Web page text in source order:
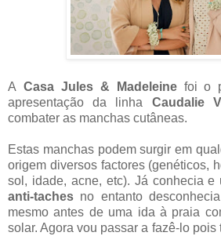
A Casa Jules & Madeleinefoi o
apresentação da linha Caudalie
combater as manchas cutâneas.
Estas manchas podem surgir em
origem diversos factores (genéticos,
sol, idade, acne, etc). Já conhecia
anti-taches no entanto
mesmo antes de uma ida à praia
solar. Agora vou passar a fazê-lo